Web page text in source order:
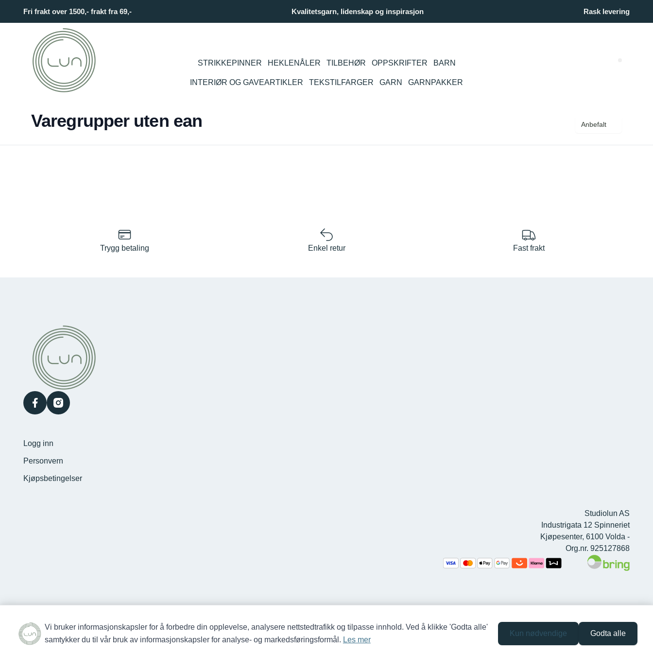
Fri frakt over 1500,- frakt fra 69,- Kvalitetsgarn, lidenskap og inspirasjon Rask levering
STRIKKEPINNER HEKLENÅLER TILBEHØR OPPSKRIFTER BARN
INTERIØR OG GAVEARTIKLER TEKSTILFARGER GARN GARNPAKKER
Varegrupper uten ean Anbefalt
Trygg betaling Enkel retur Fast frakt
facebookinstagram
Logg inn
Personvern
Kjøpsbetingelser
Studiolun AS
Industrigata 12 Spinneriet
Kjøpesenter, 6100 Volda -
Org.nr. 925127868
Studio Lun © 2026 Siden driftes av
Vi bruker informasjonskapsler for å forbedre din opplevelse, analysere nettstedtrafikk og tilpasse innhold. Ved å klikke 'Godta alle'
samtykker du til vår bruk av informasjonskapsler for analyse- og markedsføringsformål. Les mer
Kun nødvendige Godta alle